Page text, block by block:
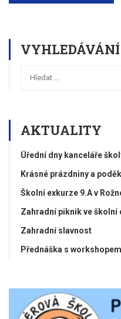
VYHLEDÁVÁNÍ
AKTUALITY
Úřední dny kanceláře
Krásné prázdniny a
Školní exkurze 9.A v
Zahradní piknik ve školní
Zahradní slavnost
Přednáška s